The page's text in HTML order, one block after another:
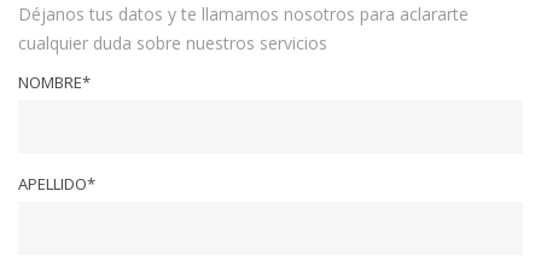
Déjanos tus datos y te llamamos nosotros para aclararte
cualquier duda sobre nuestros servicios
NOMBRE*
APELLIDO*